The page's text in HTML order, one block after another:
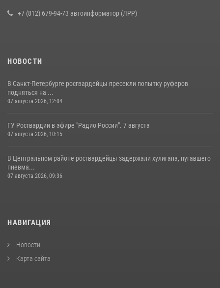
+7 (812) 679-94-73 автоинформатор (ЛРР)
НОВОСТИ
В Санкт-Петербурге росгвардейцы пресекли попытку руферов
подняться на ...
07 августа 2026, 12:04
ГУ Росгвардии в эфире "Радио России". 7 августа
07 августа 2026, 10:15
В Центральном районе росгвардейцы задержали хулигана, пугавшего
пневма...
07 августа 2026, 09:36
НАВИГАЦИЯ
Новости
Карта сайта